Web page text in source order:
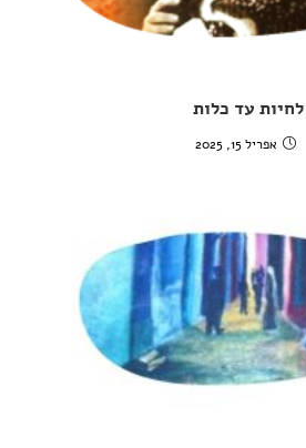
לחיות עד כלות
אפריל 15, 2025